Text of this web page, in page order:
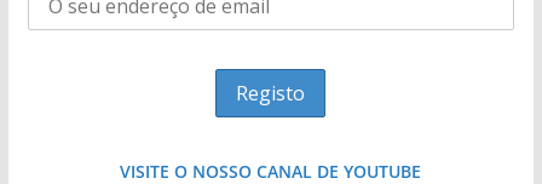
VISITE O NOSSO CANAL DE YOUTUBE